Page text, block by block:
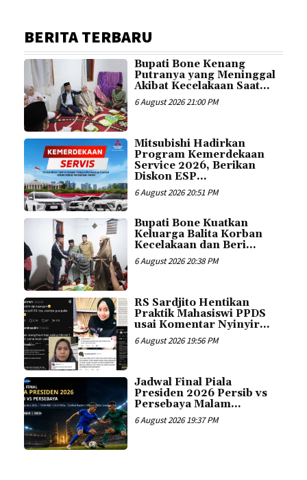
BERITA TERBARU
Bupati Bone Kenang
Putranya yang Meninggal
Akibat Kecelakaan Saat...
6 August 2026 21:00 PM
Mitsubishi Hadirkan
Program Kemerdekaan
Service 2026, Berikan
Diskon ESP...
6 August 2026 20:51 PM
Bupati Bone Kuatkan
Keluarga Balita Korban
Kecelakaan dan Beri...
6 August 2026 20:38 PM
RS Sardjito Hentikan
Praktik Mahasiswi PPDS
usai Komentar Nyinyir...
6 August 2026 19:56 PM
Jadwal Final Piala
Presiden 2026 Persib vs
Persebaya Malam...
6 August 2026 19:37 PM